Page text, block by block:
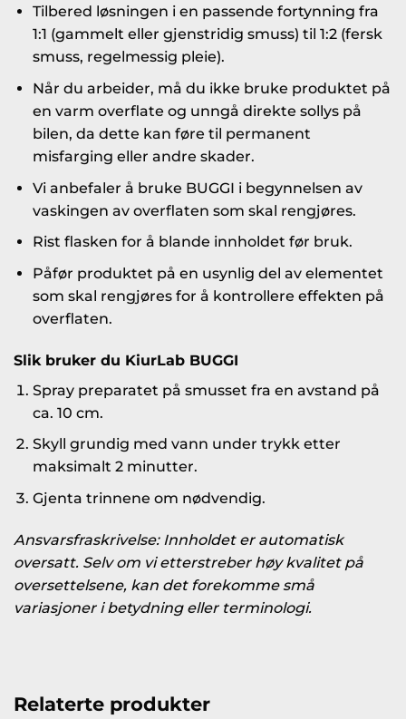
Tilbered løsningen i en passende fortynning fra
1:1 (gammelt eller gjenstridig smuss) til 1:2 (fersk
smuss, regelmessig pleie).
Når du arbeider, må du ikke bruke produktet på
en varm overflate og unngå direkte sollys på
bilen, da dette kan føre til permanent
misfarging eller andre skader.
Vi anbefaler å bruke BUGGI i begynnelsen av
vaskingen av overflaten som skal rengjøres.
Rist flasken for å blande innholdet før bruk.
Påfør produktet på en usynlig del av elementet
som skal rengjøres for å kontrollere effekten på
overflaten.
Slik bruker du KiurLab BUGGI
Spray preparatet på smusset fra en avstand på
ca. 10 cm.
Skyll grundig med vann under trykk etter
maksimalt 2 minutter.
Gjenta trinnene om nødvendig.
Ansvarsfraskrivelse: Innholdet er automatisk
oversatt. Selv om vi etterstreber høy kvalitet på
oversettelsene, kan det forekomme små
variasjoner i betydning eller terminologi.
Relaterte produkter